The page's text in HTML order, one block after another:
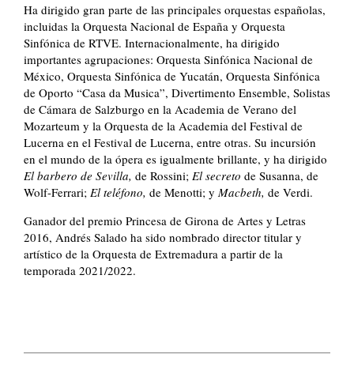
Ha dirigido gran parte de las principales orquestas españolas,
incluidas la Orquesta Nacional de España y Orquesta
Sinfónica de RTVE. Internacionalmente, ha dirigido
importantes agrupaciones: Orquesta Sinfónica Nacional de
México, Orquesta Sinfónica de Yucatán, Orquesta Sinfónica
de Oporto “Casa da Musica”, Divertimento Ensemble, Solistas
de Cámara de Salzburgo en la Academia de Verano del
Mozarteum y la Orquesta de la Academia del Festival de
Lucerna en el Festival de Lucerna, entre otras. Su incursión
en el mundo de la ópera es igualmente brillante, y ha dirigido
El barbero de Sevilla, de Rossini; El secreto de Susanna, de
Wolf-Ferrari; El teléfono, de Menotti; y Macbeth, de Verdi.
Ganador del premio Princesa de Girona de Artes y Letras
2016, Andrés Salado ha sido nombrado director titular y
artístico de la Orquesta de Extremadura a partir de la
temporada 2021/2022.